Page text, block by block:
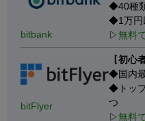
bitbank
◆40種
◆1万円
▷無料
bitFlyer
【初心
◆国内
◆トッ
つ
▷無料